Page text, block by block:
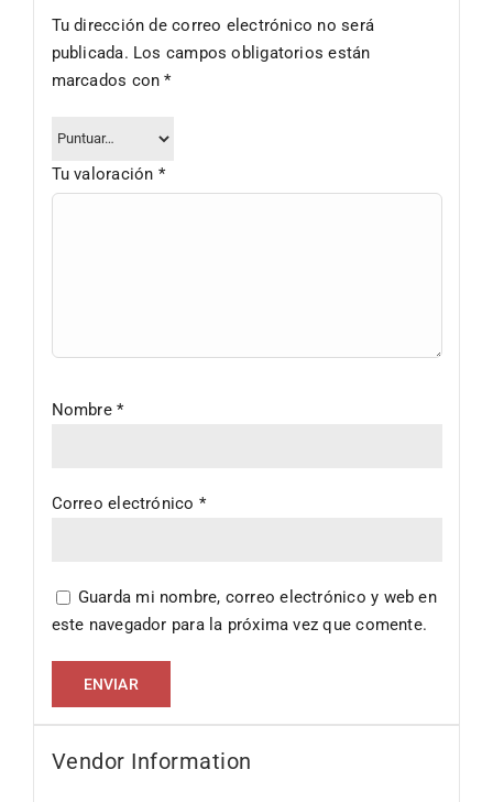
Tu dirección de correo electrónico no será
publicada. Los campos obligatorios están
marcados con*
Tu valoración *
Nombre*
Correo electrónico *
Guarda mi nombre, correo electrónico y web en
este navegador para la próxima vez que comente.
Vendor Information